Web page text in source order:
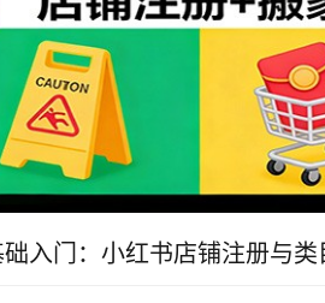
入门：小红书店铺注册与类